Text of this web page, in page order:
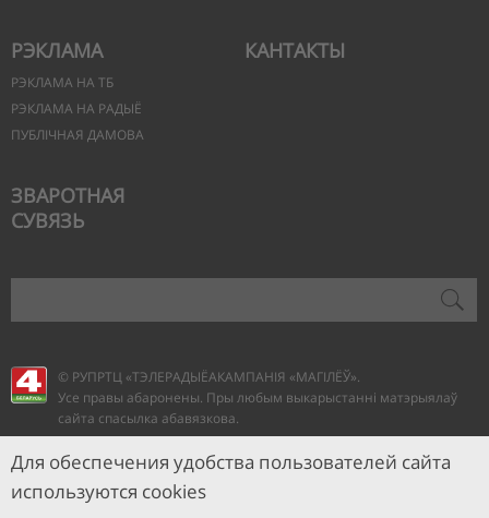
РЭКЛАМА
РЭКЛАМА НА ТБ
РЭКЛАМА НА РАДЫЁ
ПУБЛІЧНАЯ ДАМОВА
КАНТАКТЫ
ЗВАРОТНАЯ
СУВЯЗЬ
© РУПРТЦ «ТЭЛЕРАДЫЁАКАМПАНІЯ «МАГІЛЁЎ».
Усе правы абаронены. Пры любым выкарыстанні матэрыялаў
сайта спасылка абавязкова.
Для обеспечения удобства пользователей сайта
используются cookies